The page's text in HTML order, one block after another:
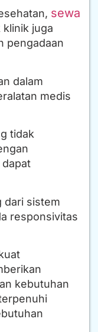
sewa
klinik juga
pengadaan
dalam
medis
tidak
dari sistem
responsivitas
kebutuhan